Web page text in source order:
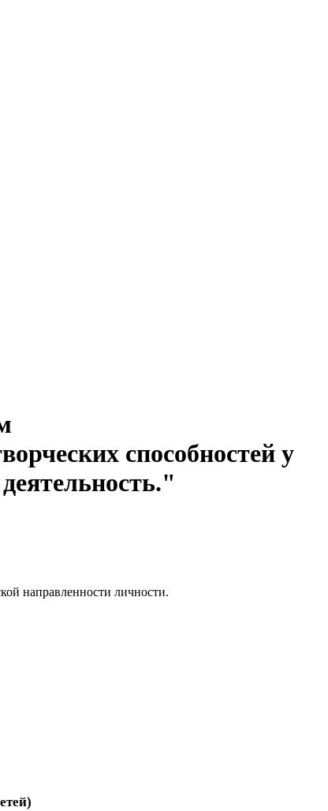
способностей у
направленности личности.